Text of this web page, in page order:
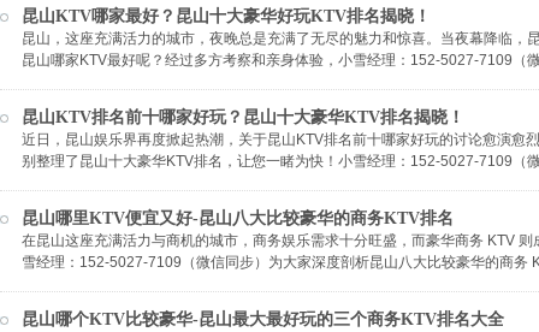
昆山KTV哪家最好？昆山十大豪华好玩KTV排名揭晓！
昆山，这座充满活力的城市，夜晚总是充满了无尽的魅力和惊喜。当夜幕降临，
昆山哪家KTV最好呢？经过多方考察和亲身体验，小雪经理：152-5027-7109（
昆山KTV排名前十哪家好玩？昆山十大豪华KTV排名揭晓！
近日，昆山娱乐界再度掀起热潮，关于昆山KTV排名前十哪家好玩的讨论愈演愈
别整理了昆山十大豪华KTV排名，让您一睹为快！小雪经理：152-5027-7109（
昆山哪里KTV便宜又好-昆山八大比较豪华的商务KTV排名
在昆山这座充满活力与商机的城市，商务娱乐需求十分旺盛，而豪华商务 KTV
雪经理：152-5027-7109（微信同步）为大家深度剖析昆山八大比较豪华的商务
昆山哪个KTV比较豪华-昆山最大最好玩的三个商务KTV排名大全